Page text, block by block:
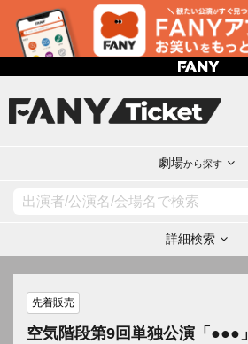
劇場から探す
詳細検索
先着販売
空気階段第9回単独公演「●●●」